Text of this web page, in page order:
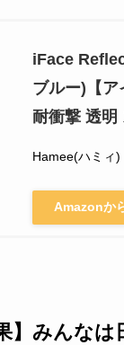
iFace
ブルー)【
耐衝撃 透明
Hamee(ハミィ)
Amazonか
】みんな